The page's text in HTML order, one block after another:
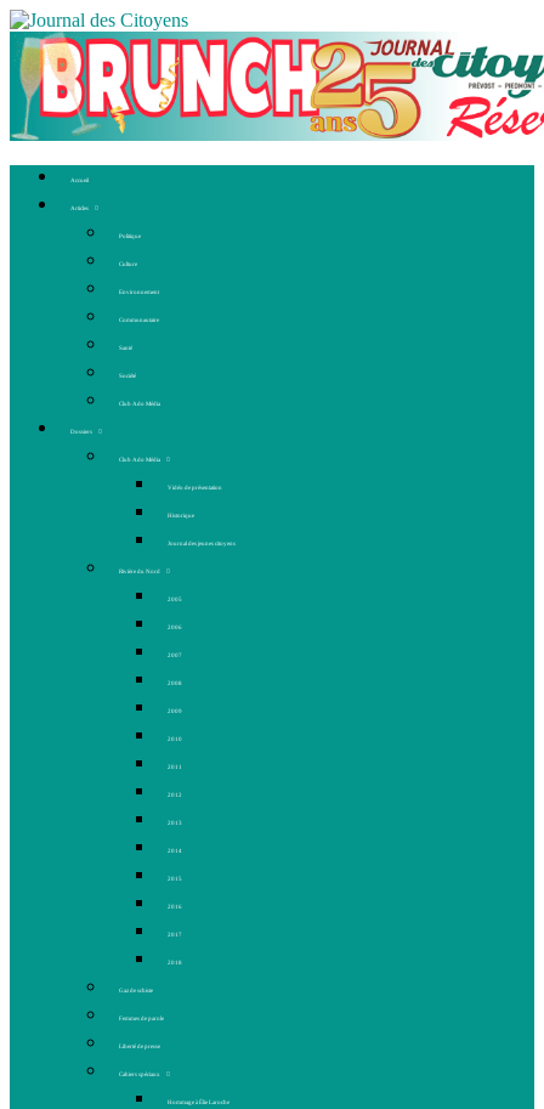
Accueil
Articles
Politique
Culture
Environnement
Communautaire
Santé
Société
Club Ado Média
Dossiers
Club Ado Média
Vidéo de présentation
Historique
Journal des jeunes citoyens
Rivière du Nord
2005
2006
2007
2008
2009
2010
2011
2012
2013
2014
2015
2016
2017
2018
Gaz de schiste
Femmes de parole
Liberté de presse
Cahiers spéciaux
Hommage à Élie Laroche